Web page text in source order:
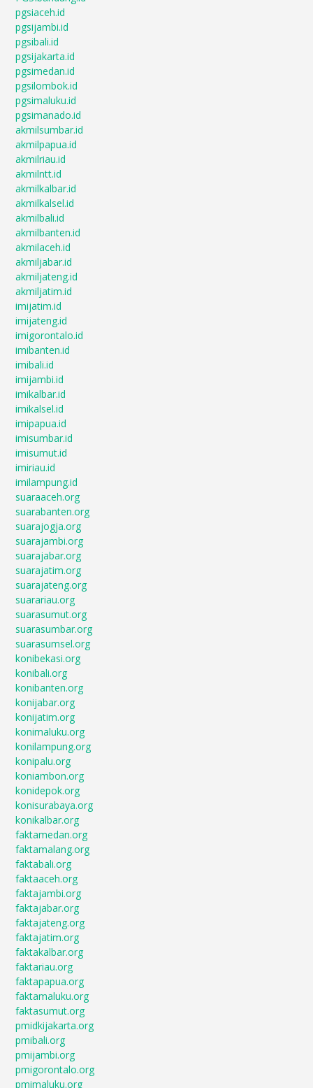
pgsiaceh.id
pgsijambi.id
pgsibali.id
pgsijakarta.id
pgsimedan.id
pgsilombok.id
pgsimaluku.id
pgsimanado.id
akmilsumbar.id
akmilpapua.id
akmilriau.id
akmilntt.id
akmilkalbar.id
akmilkalsel.id
akmilbali.id
akmilbanten.id
akmilaceh.id
akmiljabar.id
akmiljateng.id
akmiljatim.id
imijatim.id
imijateng.id
imigorontalo.id
imibanten.id
imibali.id
imijambi.id
imikalbar.id
imikalsel.id
imipapua.id
imisumbar.id
imisumut.id
imiriau.id
imilampung.id
suaraaceh.org
suarabanten.org
suarajogja.org
suarajambi.org
suarajabar.org
suarajatim.org
suarajateng.org
suarariau.org
suarasumut.org
suarasumbar.org
suarasumsel.org
konibekasi.org
konibali.org
konibanten.org
konijabar.org
konijatim.org
konimaluku.org
konilampung.org
konipalu.org
koniambon.org
konidepok.org
konisurabaya.org
konikalbar.org
faktamedan.org
faktamalang.org
faktabali.org
faktaaceh.org
faktajambi.org
faktajabar.org
faktajateng.org
faktajatim.org
faktakalbar.org
faktariau.org
faktapapua.org
faktamaluku.org
faktasumut.org
pmidkijakarta.org
pmibali.org
pmijambi.org
pmigorontalo.org
pmimaluku.org